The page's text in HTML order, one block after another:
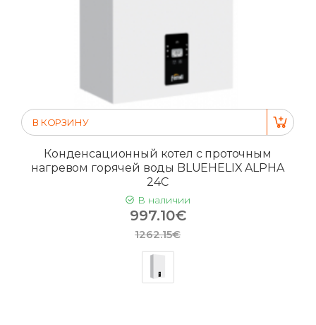
В КОРЗИНУ
Конденсационный котел с проточным
нагревом горячей воды BLUEHELIX ALPHA
24C
В наличии
997.10€
1262.15€